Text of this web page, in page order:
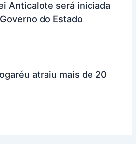
Anticalote será iniciada
do Estado
atraiu mais de 20